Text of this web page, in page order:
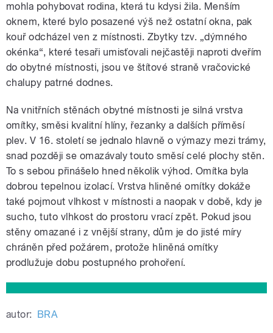
mohla pohybovat rodina, která tu kdysi žila. Menším
oknem, které bylo posazené výš než ostatní okna, pak
kouř odcházel ven z místnosti. Zbytky tzv. „dýmného
okénka“, které tesaři umisťovali nejčastěji naproti dveřím
do obytné místnosti, jsou ve štítové straně vračovické
chalupy patrné dodnes.
Na vnitřních stěnách obytné místnosti je silná vrstva
omítky, směsi kvalitní hlíny, řezanky a dalších příměsí
plev. V 16. století se jednalo hlavně o výmazy mezi trámy,
snad později se omazávaly touto směsí celé plochy stěn.
To s sebou přinášelo hned několik výhod. Omítka byla
dobrou tepelnou izolací. Vrstva hliněné omítky dokáže
také pojmout vlhkost v místnosti a naopak v době, kdy je
sucho, tuto vlhkost do prostoru vrací zpět. Pokud jsou
stěny omazané i z vnější strany, dům je do jisté míry
chráněn před požárem, protože hliněná omítky
prodlužuje dobu postupného prohoření.
autor: BRA